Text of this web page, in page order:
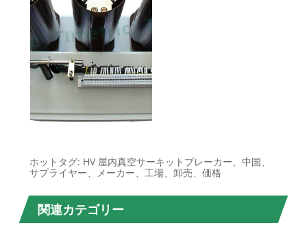
ホットタグ: HV 屋内真空サーキットブレーカー、中国、
サプライヤー、メーカー、工場、卸売、価格
関連カテゴリー